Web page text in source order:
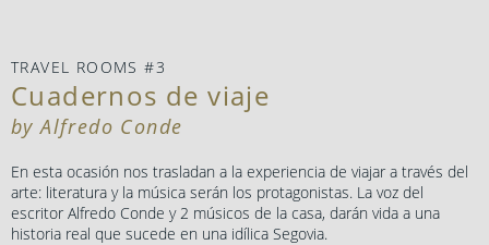
TRAVEL ROOMS #3
Cuadernos de viaje
by Alfredo Conde
En esta ocasión nos trasladan a la experiencia de viajar a través del
arte: literatura y la música serán los protagonistas. La voz del
escritor Alfredo Conde y 2 músicos de la casa, darán vida a una
historia real que sucede en una idílica Segovia.